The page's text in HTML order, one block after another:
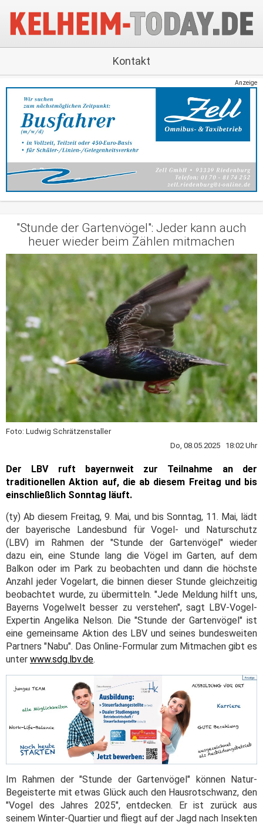
Kontakt
Anzeige
"Stunde der Gartenvögel": Jeder kann auch
heuer wieder beim Zählen mitmachen
Foto: Ludwig Schrätzenstaller
Do, 08.05.2025 18:02 Uhr
Der LBV ruft bayernweit zur Teilnahme an der
traditionellen Aktion auf, die ab diesem Freitag und bis
einschließlich Sonntag läuft.
(ty) Ab diesem Freitag, 9. Mai, und bis Sonntag, 11. Mai, lädt
der bayerische Landesbund für Vogel- und Naturschutz
(LBV) im Rahmen der "Stunde der Gartenvögel" wieder
dazu ein, eine Stunde lang die Vögel im Garten, auf dem
Balkon oder im Park zu beobachten und dann die höchste
Anzahl jeder Vogelart, die binnen dieser Stunde gleichzeitig
beobachtet wurde, zu übermitteln. "Jede Meldung hilft uns,
Bayerns Vogelwelt besser zu verstehen", sagt LBV-Vogel-
Expertin Angelika Nelson. Die "Stunde der Gartenvögel" ist
eine gemeinsame Aktion des LBV und seines bundesweiten
Partners "Nabu". Das Online-Formular zum Mitmachen gibt es
unter www.sdg.lbv.de.
Im Rahmen der "Stunde der Gartenvögel" können Natur-
Begeisterte mit etwas Glück auch den Hausrotschwanz, den
"Vogel des Jahres 2025", entdecken. Er ist zurück aus
seinem Winter-Quartier und fliegt auf der Jagd nach Insekten